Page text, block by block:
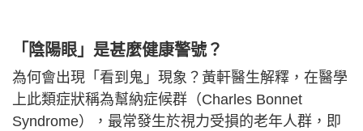
「陰陽眼」是甚麼健康警號？
為何會出現「看到鬼」現象？黃軒醫生解釋，在醫學
上此類症狀稱為幫納症候群（Charles Bonnet
Syndrome），最常發生於視力受損的老年人群，即